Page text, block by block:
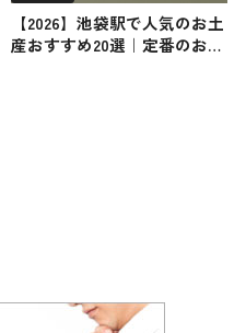
【2026】池袋駅で人気のお土
産おすすめ20選｜定番のお菓